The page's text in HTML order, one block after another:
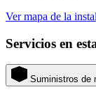
Ver mapa de la
Servicios en
Suministros de